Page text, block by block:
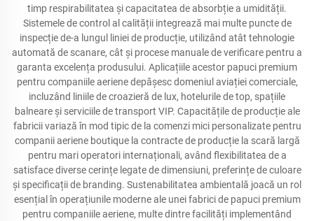
timp respirabilitatea și capacitatea de absorbție a umidității.
Sistemele de control al calității integrează mai multe puncte de
inspecție de-a lungul liniei de producție, utilizând atât tehnologie
automată de scanare, cât și procese manuale de verificare pentru a
garanta excelența produsului. Aplicațiile acestor papuci premium
pentru companiile aeriene depășesc domeniul aviației comerciale,
incluzând liniile de croazieră de lux, hotelurile de top, spațiile
balneare și serviciile de transport VIP. Capacitățile de producție ale
fabricii variază în mod tipic de la comenzi mici personalizate pentru
companii aeriene boutique la contracte de producție la scară largă
pentru mari operatori internaționali, având flexibilitatea de a
satisface diverse cerințe legate de dimensiuni, preferințe de culoare
și specificații de branding. Sustenabilitatea ambientală joacă un rol
esențial în operațiunile moderne ale unei fabrici de papuci premium
pentru companiile aeriene, multe dintre facilități implementând